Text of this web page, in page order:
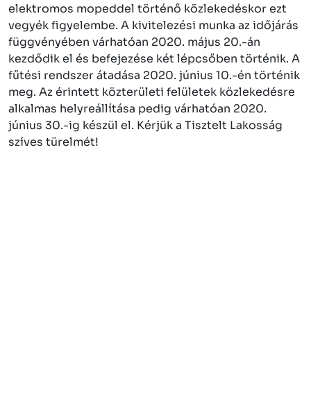
elektromos mopeddel történő közlekedéskor ezt
vegyék figyelembe. A kivitelezési munka az időjárás
függvényében várhatóan 2020. május 20.-án
kezdődik el és befejezése két lépcsőben történik. A
fűtési rendszer átadása 2020. június 10.-én történik
meg. Az érintett közterületi felületek közlekedésre
alkalmas helyreállítása pedig várhatóan 2020.
június 30.-ig készül el. Kérjük a Tisztelt Lakosság
szíves türelmét!